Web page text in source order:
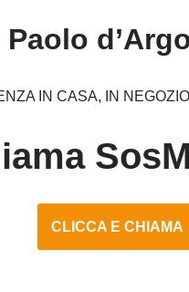
IN CASA, IN
CLICCA E CHIAMA